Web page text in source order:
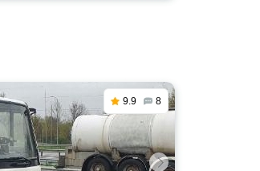
9.9 8